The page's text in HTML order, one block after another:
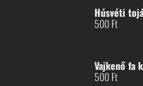
Húsvéti
500Ft
Vajkenő fa
500Ft